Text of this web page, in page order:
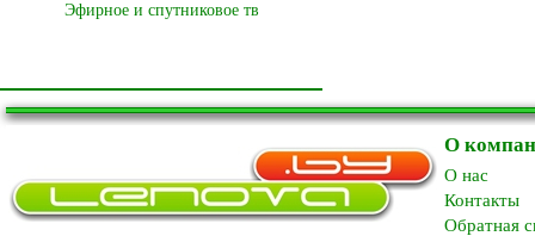
Эфирное и спутниковое тв
О
O нас
Контакты
Обратная